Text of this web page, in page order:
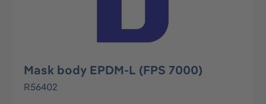
Mask body EPDM-L (FPS 7000)
R56402